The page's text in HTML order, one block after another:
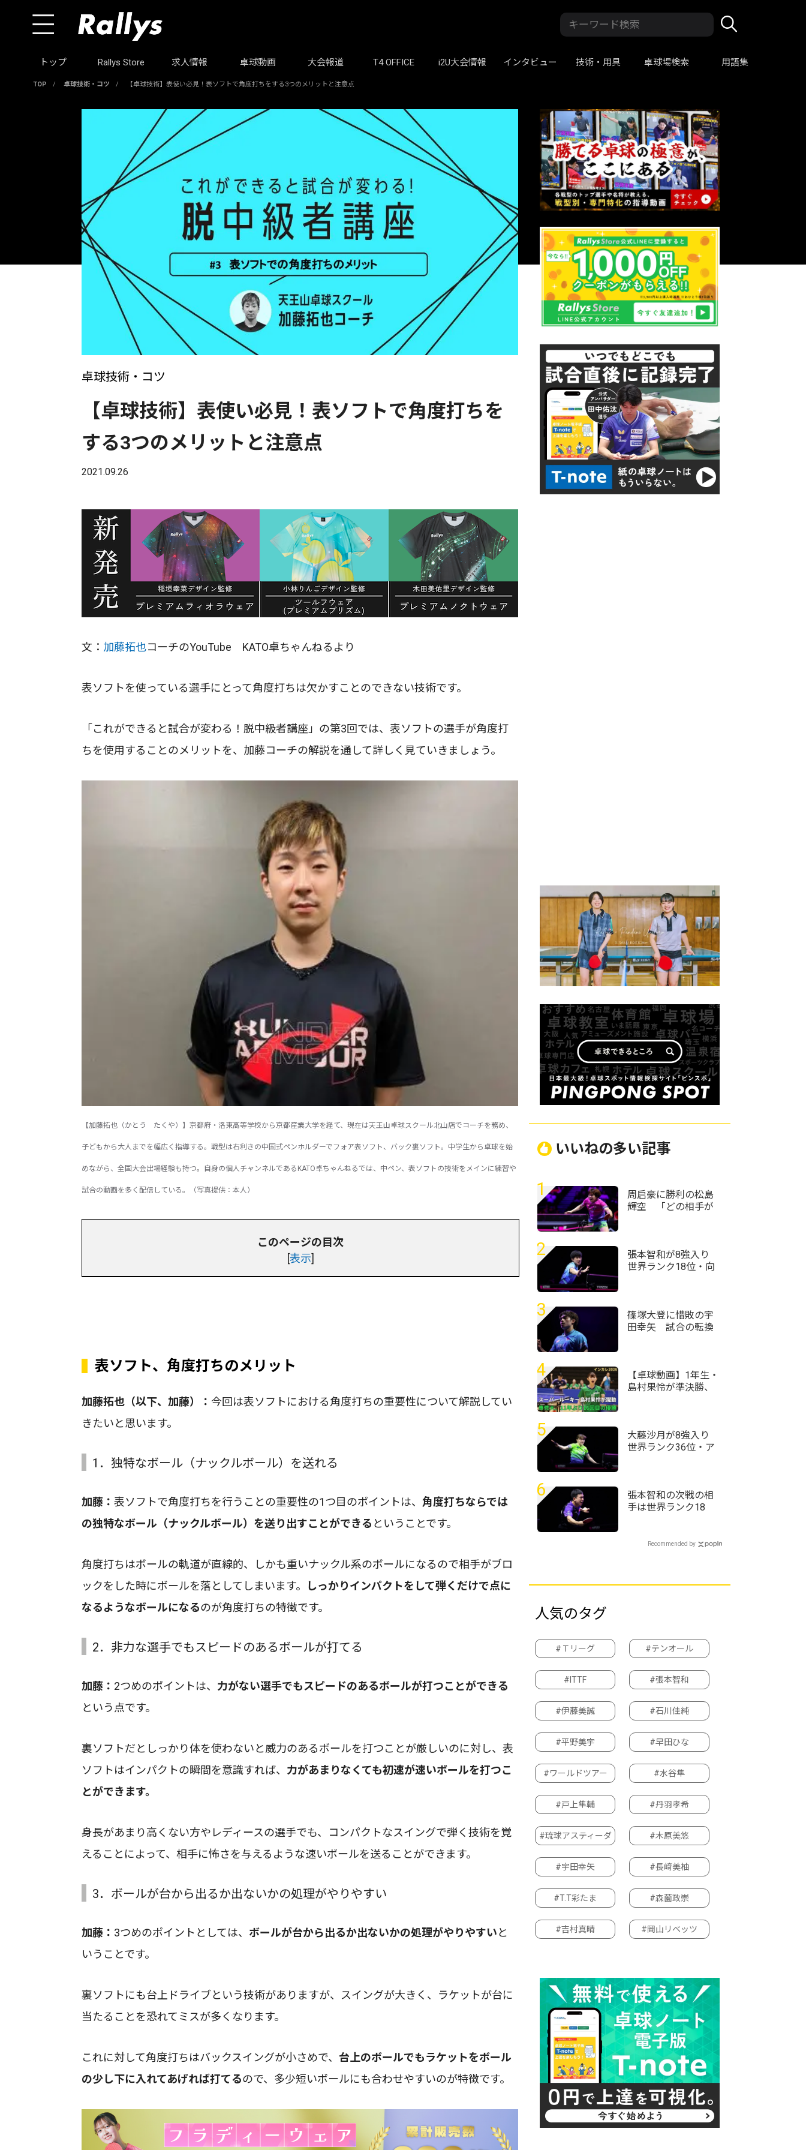
トップ Rallys Store 求人情報 卓球動画 大会報道 T4 OFFICE i2U大会情報 インタビュー 技術・用具 卓球場検索 用語集
TOP / 卓球技術・コツ / 【卓球技術】表使い必見！表ソフトで角度打ちをする3つのメリットと注意点
卓球技術・コツ
【卓球技術】表使い必見！表ソフトで角度打ちを
する3つのメリットと注意点
2021.09.26
文： 加藤拓也コーチのYouTube KATO卓ちゃんねるより
表ソフトを使っている選手にとって角度打ちは欠かすことのできない技術です。
「これができると試合が変わる！脱中級者講座」の第3回では、表ソフトの選手が角度打
ちを使用することのメリットを、加藤コーチの解説を通して詳しく見ていきましょう。
【加藤拓也（かとう たくや）】京都府・洛東高等学校から京都産業大学を経て、現在は天王山卓球スクール北山店でコーチを務め、
子どもから大人までを幅広く指導する。戦型は右利きの中国式ペンホルダーでフォア表ソフト、バック裏ソフト。中学生から卓球を始
めながら、全国大会出場経験も持つ。自身の個人チャンネルであるKATO卓ちゃんねるでは、中ペン、表ソフトの技術をメインに練習や
試合の動画を多く配信している。‬（写真提供：本人）
このページの目次
[表示]
表ソフト、角度打ちのメリット
加藤拓也（以下、加藤）： 今回は表ソフトにおける角度打ちの重要性について解説してい
きたいと思います。
1．独特なボール（ナックルボール）を送れる
加藤： 表ソフトで角度打ちを行うことの重要性の1つ目のポイントは、 角度打ちならでは
の独特なボール（ナックルボール）を送り出すことができる ということです。
角度打ちはボールの軌道が直線的、しかも重いナックル系のボールになるので相手がブロ
ックをした時にボールを落としてしまいます。
しっかりインパクトをして弾くだけで点に
なるようなボールになるのが角度打ちの特徴です。
2．非力な選手でもスピードのあるボールが打てる
加藤： 2つめのポイントは、 力がない選手でもスピードのあるボールが打つことができる
という点です。
裏ソフトだとしっかり体を使わないと威力のあるボールを打つことが厳しいのに対し、表
ソフトはインパクトの瞬間を意識すれば、 力があまりなくても初速が速いボールを打つこ
とができます。
身長があまり高くない方やレディースの選手でも、コンパクトなスイングで弾く技術を覚
えることによって、相手に怖さを与えるような速いボールを送ることができます。
3．ボールが台から出るか出ないかの処理がやりやすい
加藤： 3つめのポイントとしては、 ボールが台から出るか出ないかの処理がやりやすいと
いうことです。
裏ソフトにも台上ドライブという技術がありますが、スイングが大きく、ラケットが台に
当たることを恐れてミスが多くなります。
これに対して角度打ちはバックスイングが小さめで、 台上のボールでもラケットをボール
の少し下に入れてあげれば打てるので、多少短いボールにも合わせやすいのが特徴です。
いいねの多い記事
1
周启豪に勝利の松島
輝空 「どの相手が
ピオンズ横浜2026＞
2
張本智和が8強入り
世界ランク18位・向
3
篠塚大登に惜敗の宇
田幸矢 試合の転換
チャンピオンズ横浜
2026＞
4
【卓球動画】1年生・
島村果怜が準決勝、
学、11年ぶり16回目
のV｜インカレ卓球
5
大藤沙月が8強入り
世界ランク36位・ア
6
張本智和の次戦の相
手は世界ランク18
レンコ破る＜卓球・
Recommended by
人気のタグ
#Ｔリーグ #テンオール
#ITTF #張本智和
#伊藤美誠 #石川佳純
#平野美宇 #早田ひな
#ワールドツアー #水谷隼
#戸上隼輔 #丹羽孝希
#琉球アスティーダ #木原美悠
#宇田幸矢 #長﨑美柚
#T.T彩たま #森薗政崇
#吉村真晴 #岡山リベッツ